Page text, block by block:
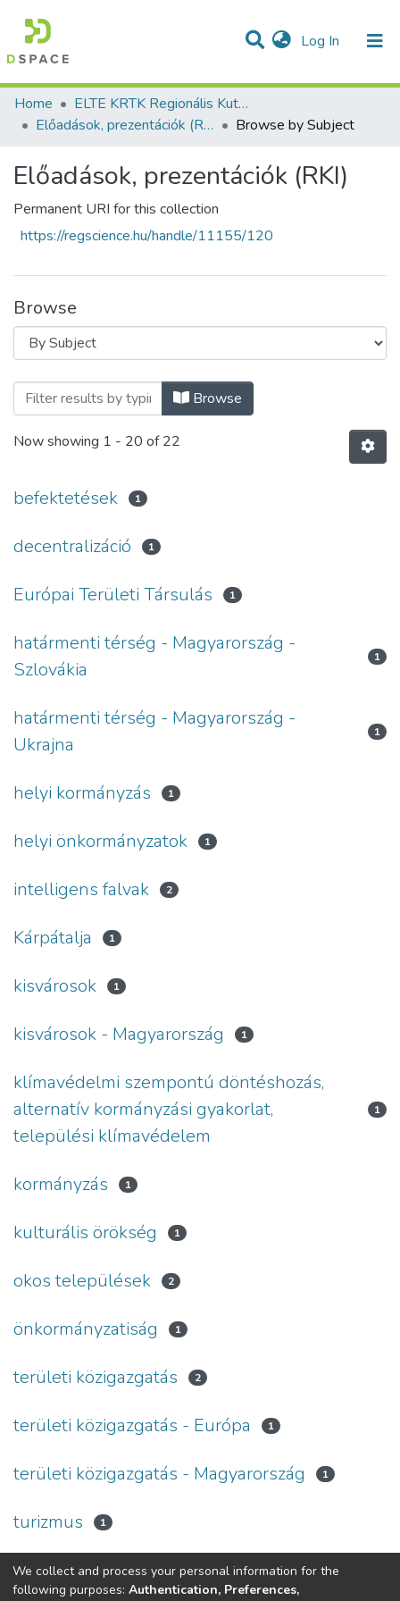
Log In (current)
Communities & Collections
All of DSpace
Home
ELTE KRTK Regionális Kutatások Intézete
Előadások, prezentációk (RKI)
Browse by Subject
Előadások, prezentációk (RKI)
Permanent URI for this collection
https://regscience.hu/handle/11155/120
Browse
Browsing Előadások, prezentációk (RKI)
Browse
Now showing 1 - 20 of 22
befektetések 1
decentralizáció 1
Európai Területi Társulás 1
határmenti térség - Magyarország -
Szlovákia
1
határmenti térség - Magyarország -
Ukrajna
1
helyi kormányzás 1
helyi önkormányzatok 1
intelligens falvak 2
Kárpátalja 1
kisvárosok 1
kisvárosok - Magyarország 1
klímavédelmi szempontú döntéshozás,
alternatív kormányzási gyakorlat,
települési klímavédelem
1
kormányzás 1
kulturális örökség 1
okos települések 2
önkormányzatiság 1
területi közigazgatás 2
területi közigazgatás - Európa 1
területi közigazgatás - Magyarország 1
turizmus 1
« 1(current)
2 »
We collect and process your personal information for the
following purposes: Authentication, Preferences,